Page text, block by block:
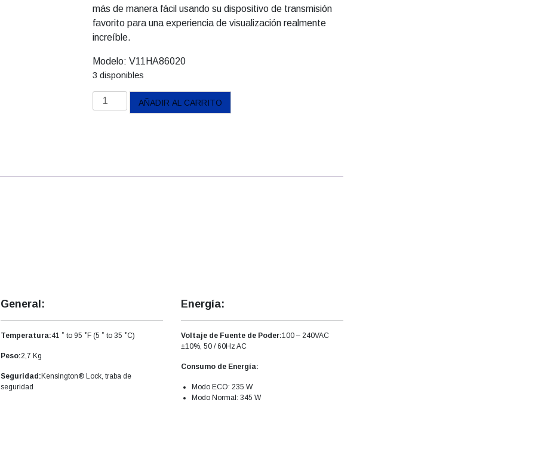
más de manera fácil usando su dispositivo de transmisión
favorito para una experiencia de visualización realmente
increíble.
Modelo: V11HA86020
3 disponibles
Proyector
Portátil
AÑADIR AL CARRITO
General:
Temperatura:41 ˚ to 95 ˚F (5 ˚ to 35 ˚C)
Peso:2,7 Kg
Seguridad:Kensington® Lock, traba de
seguridad
Energía:
Voltaje de Fuente de Poder:100 – 240VAC
±10%, 50 / 60Hz AC
Consumo de Energía:
Modo ECO: 235 W
Modo Normal: 345 W